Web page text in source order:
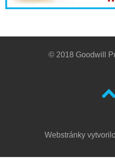
© 2018 Goodwill
Webstránky